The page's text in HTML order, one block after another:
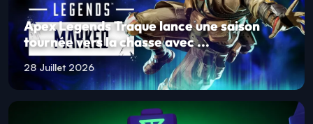
Apex Legends Traque lance une saison
tournée vers la chasse avec ...
28 Juillet 2026